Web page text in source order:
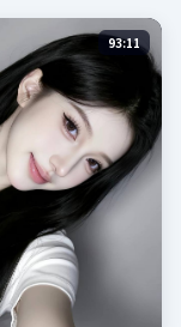
93:11